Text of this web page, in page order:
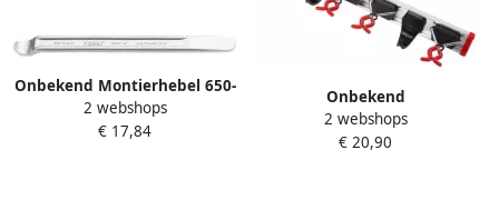
Onbekend Montierhebel 650-
8 L.199mm CV-Stahl Doppel-T-
Profil HAZET
2 webshops
€ 17,84
Onbekend
Gereedschaphouderrail
lengte geleiderail 500 mm
2 webshops
€ 20,90